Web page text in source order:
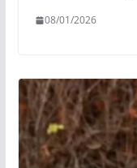
08/01/2026